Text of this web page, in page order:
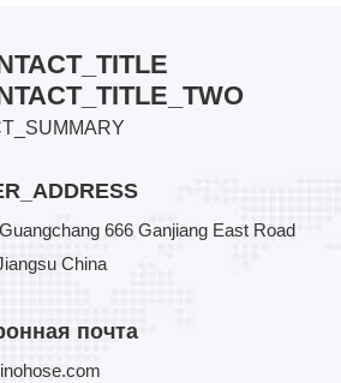
666 Ganjiang East Road
China
почта